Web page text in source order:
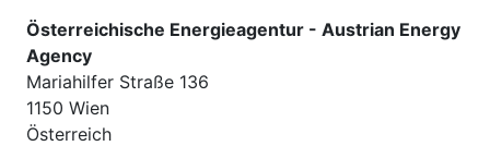
Österreichische Energieagentur - Austrian Energy
Agency
Mariahilfer Straße 136
1150 Wien
Österreich